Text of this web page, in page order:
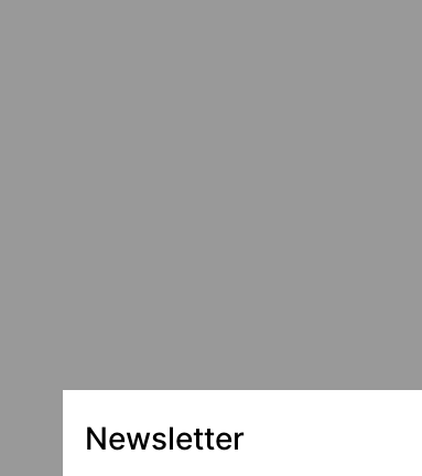
Newsletter